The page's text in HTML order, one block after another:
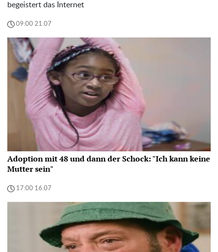
begeistert das Internet
09:00 21.07
Adoption mit 48 und dann der Schock: "Ich kann keine
Mutter sein"
17:00 16.07